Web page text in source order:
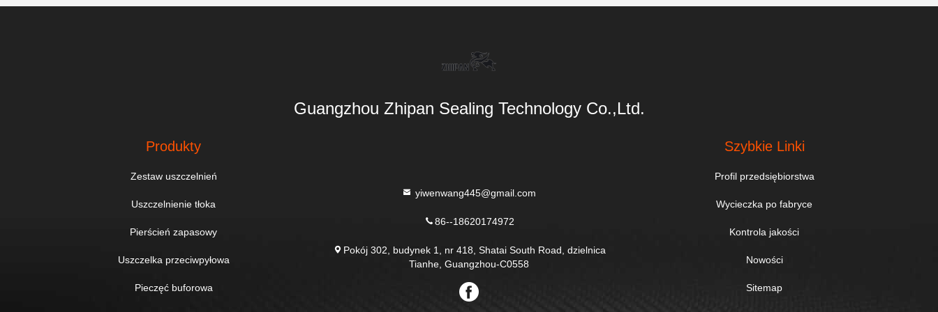
Guangzhou Zhipan Sealing Technology Co.,Ltd.
Produkty
Zestaw uszczelnień
Uszczelnienie tłoka
Pierścień zapasowy
Uszczelka przeciwpyłowa
Pieczęć buforowa
yiwenwang445@gmail.com
86--18620174972
Pokój 302, budynek 1, nr 418, Shatai South Road, dzielnica
Tianhe, Guangzhou-C0558
Szybkie Linki
Profil przedsiębiorstwa
Wycieczka po fabryce
Kontrola jakości
Nowości
Sitemap